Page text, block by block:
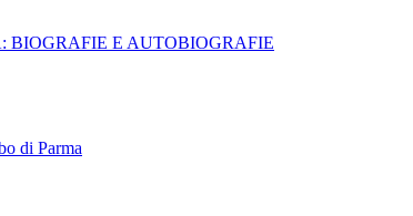
BIOGRAFIE E AUTOBIOGRAFIE
di Parma